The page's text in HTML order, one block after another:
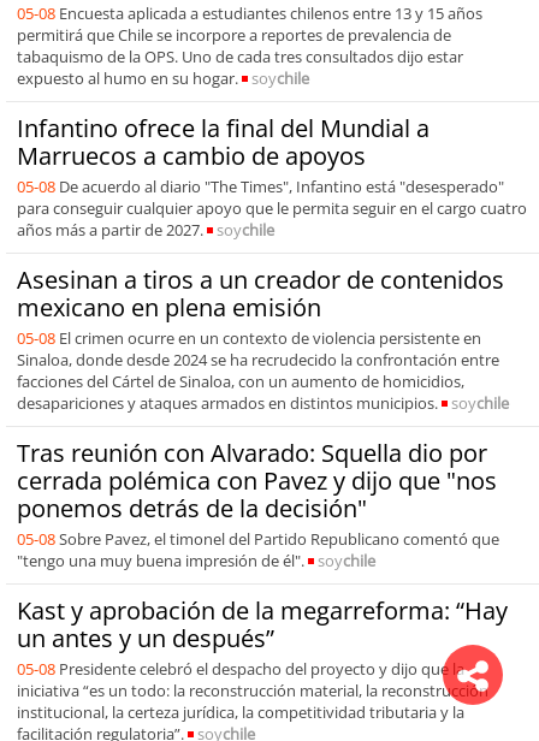
05-08 Encuesta aplicada a estudiantes chilenos entre 13 y 15 años
permitirá que Chile se incorpore a reportes de prevalencia de
tabaquismo de la OPS. Uno de cada tres consultados dijo estar
expuesto al humo en su hogar.
soychile
Infantino ofrece la final del Mundial a
Marruecos a cambio de apoyos
05-08 De acuerdo al diario "The Times", Infantino está "desesperado"
para conseguir cualquier apoyo que le permita seguir en el cargo cuatro
años más a partir de 2027.
soychile
Asesinan a tiros a un creador de contenidos
mexicano en plena emisión
05-08 El crimen ocurre en un contexto de violencia persistente en
Sinaloa, donde desde 2024 se ha recrudecido la confrontación entre
facciones del Cártel de Sinaloa, con un aumento de homicidios,
desapariciones y ataques armados en distintos municipios.
soychile
Tras reunión con Alvarado: Squella dio por
cerrada polémica con Pavez y dijo que "nos
ponemos detrás de la decisión"
05-08Sobre Pavez, el timonel del Partido Republicano comentó que
"tengo una muy buena impresión de él".
soychile
Kast y aprobación de la megarreforma: “Hay
un antes y un después”
05-08 Presidente celebró el despacho del proyecto y dijo que la
iniciativa “es un todo: la reconstrucción material, la reconstrucción
institucional, la certeza jurídica, la competitividad tributaria y la
facilitación regulatoria”.
soychile